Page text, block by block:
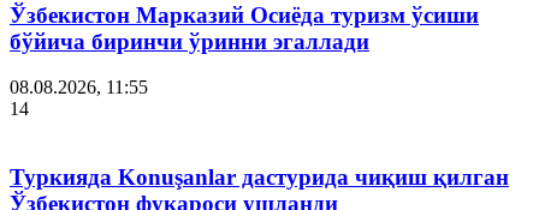
Ўзбекистон Марказий Осиёда туризм ўсиши
бўйича биринчи ўринни эгаллади
08.08.2026, 11:55
14
Туркияда Konuşanlar дастурида чиқиш қилган
Ўзбекистон фуқароси ушланди